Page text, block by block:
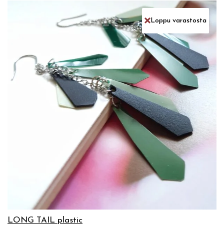
LONG TAIL plastic
Loppu varastosta